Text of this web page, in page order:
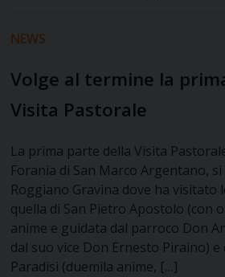
NEWS
Volge al termine la
Visita Pastorale
La prima parte della Visita
Forania di San Marco Argentano, si
Roggiano Gravina dove ha visitato
quella di San Pietro Apostolo (con
anime e guidata dal parroco Don
dal suo vice Don Ernesto Piraino) e
Paradisi (duemila anime, […]